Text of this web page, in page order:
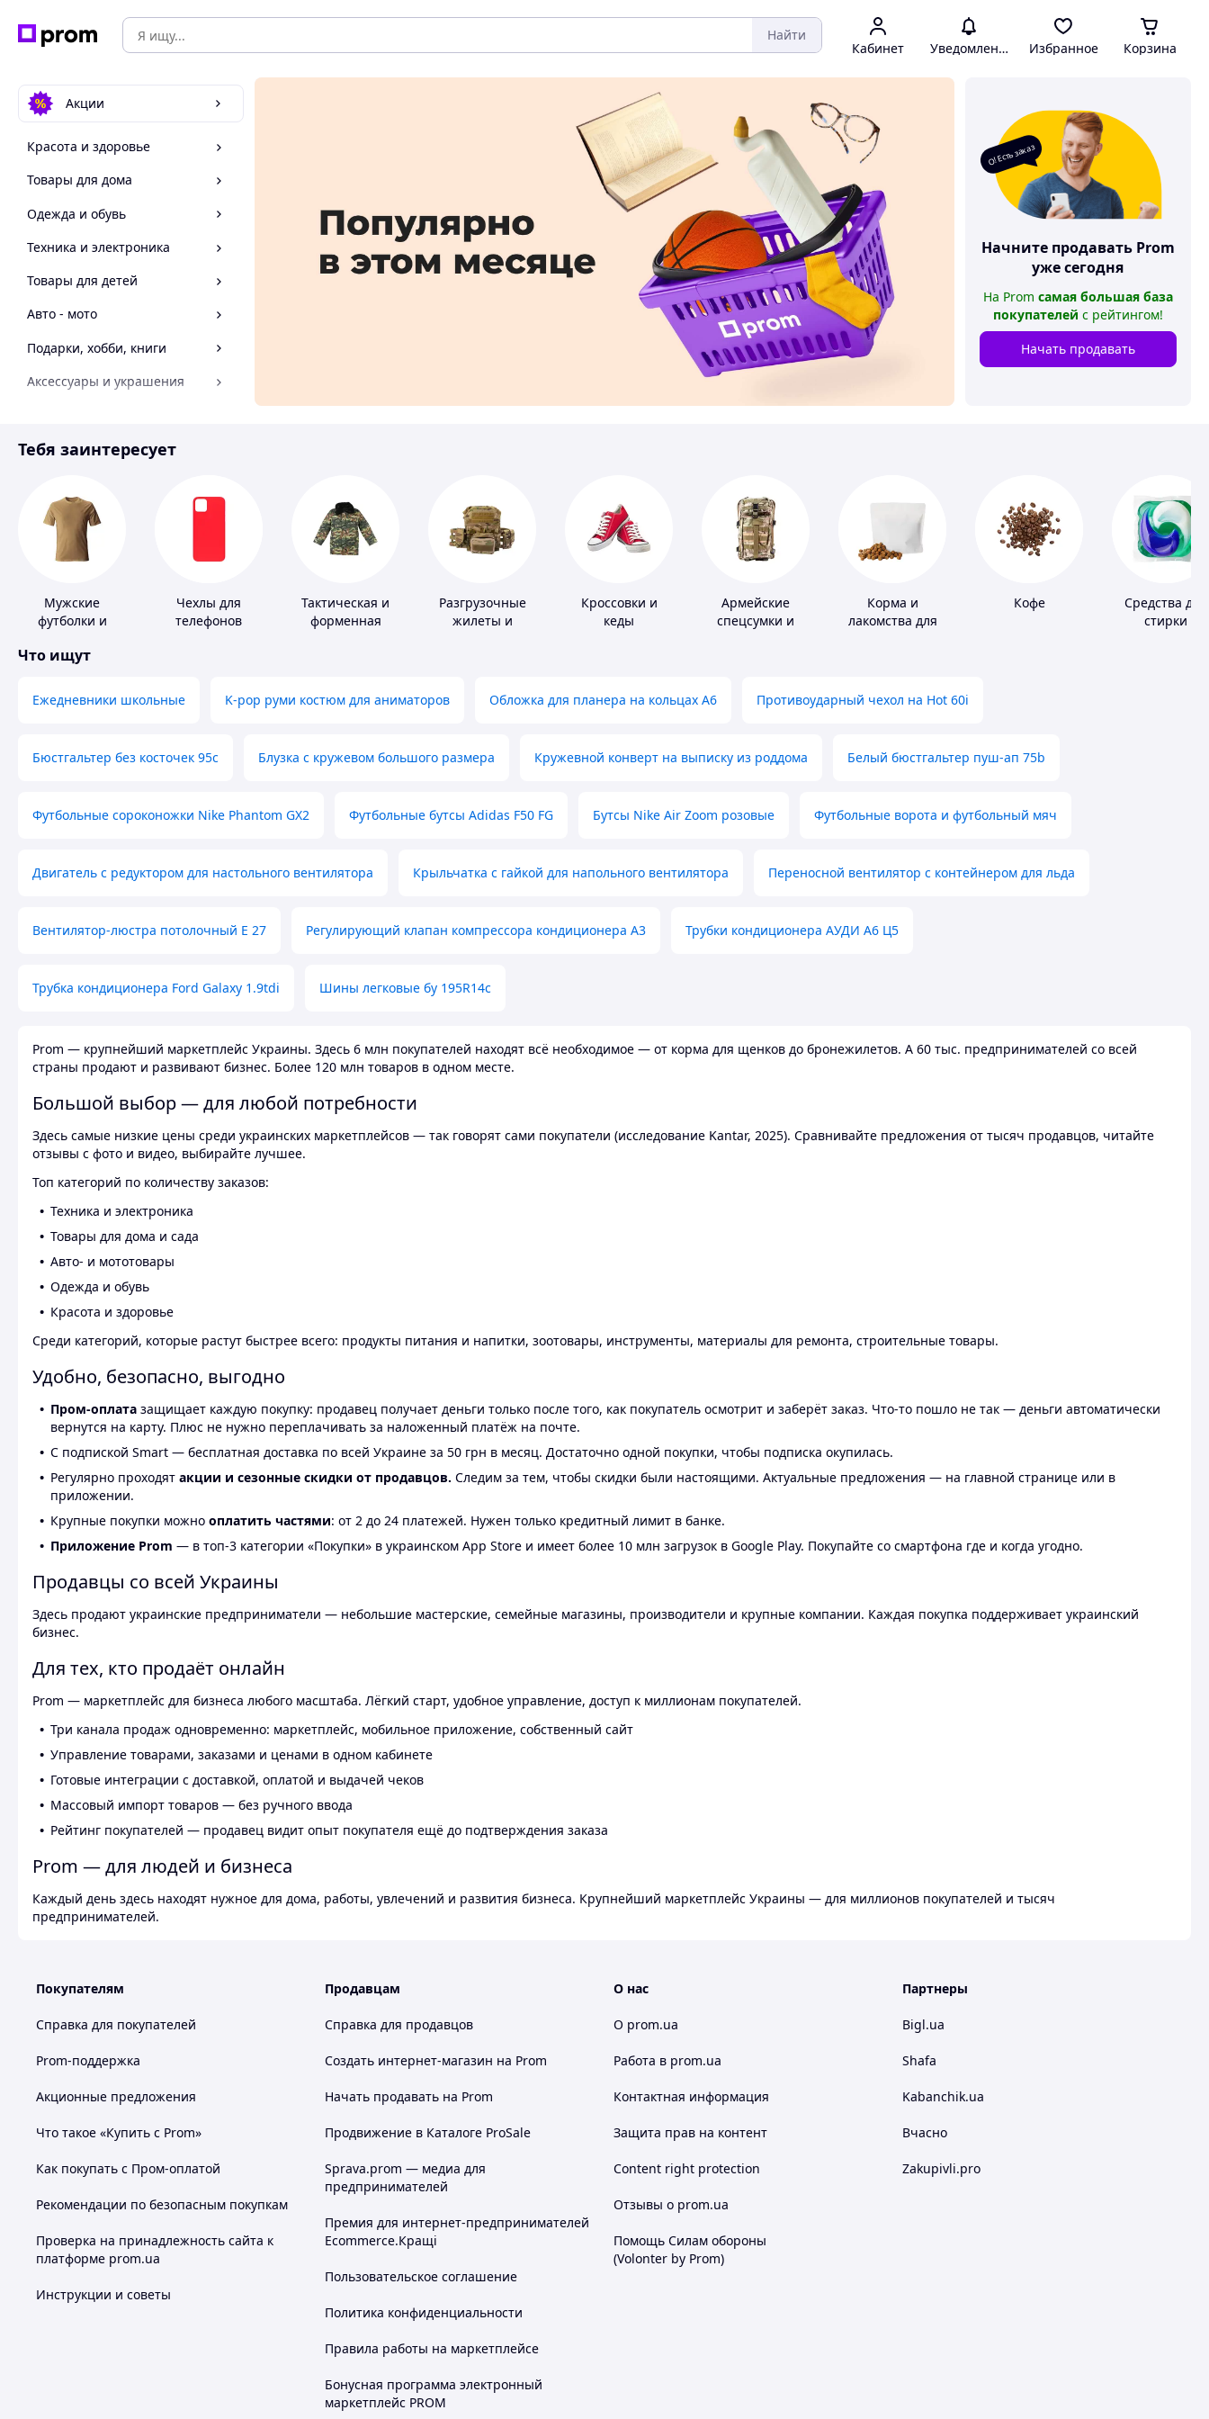
Найти
Кабинет Уведомления Избранное Корзина
Акции
Красота и здоровье
Товары для дома
Одежда и обувь
Техника и электроника
Товары для детей
Авто - мото
Подарки, хобби, книги
Аксессуары и украшения
Спорт и отдых
О! Есть заказ
Начните продавать Prom
уже сегодня
На Prom самая большая база
покупателей с рейтингом!
Начать продавать
Тебя заинтересует
Мужские
футболки и
Чехлы для
телефонов
Тактическая и
форменная
Разгрузочные
жилеты и
Кроссовки и
кеды
Армейские
спецсумки и
Корма и
лакомства для
Кофе
Средства для
стирки
Что ищут
Ежедневники школьные K-pop руми костюм для аниматоров Обложка для планера на кольцах А6 Противоударный чехол на Hot 60i
Бюстгальтер без косточек 95с Блузка с кружевом большого размера Кружевной конверт на выписку из роддома Белый бюстгальтер пуш-ап 75b
Футбольные сороконожки Nike Phantom GX2 Футбольные бутсы Adidas F50 FG Бутсы Nike Air Zoom розовые Футбольные ворота и футбольный мяч
Двигатель с редуктором для настольного вентилятора Крыльчатка с гайкой для напольного вентилятора Переносной вентилятор с контейнером для льда
Вентилятор-люстра потолочный E 27 Регулирующий клапан компрессора кондиционера А3 Трубки кондиционера АУДИ А6 Ц5
Трубка кондиционера Ford Galaxy 1.9tdi Шины легковые бу 195R14c
Prom — крупнейший маркетплейс Украины. Здесь 6 млн покупателей находят всё необходимое — от корма для щенков до бронежилетов. А 60 тыс. предпринимателей со всей
страны продают и развивают бизнес. Более 120 млн товаров в одном месте.
Большой выбор — для любой потребности
Здесь самые низкие цены среди украинских маркетплейсов — так говорят сами покупатели (исследование Kantar, 2025). Сравнивайте предложения от тысяч продавцов, читайте
отзывы с фото и видео, выбирайте лучшее.
Топ категорий по количеству заказов:
Техника и электроника
Товары для дома и сада
Авто- и мототовары
Одежда и обувь
Красота и здоровье
Среди категорий, которые растут быстрее всего: продукты питания и напитки, зоотовары, инструменты, материалы для ремонта, строительные товары.
Удобно, безопасно, выгодно
Пром-оплата защищает каждую покупку: продавец получает деньги только после того, как покупатель осмотрит и заберёт заказ. Что-то пошло не так — деньги автоматически
вернутся на карту. Плюс не нужно переплачивать за наложенный платёж на почте.
С подпиской Smart — бесплатная доставка по всей Украине за 50 грн в месяц. Достаточно одной покупки, чтобы подписка окупилась.
Регулярно проходят акции и сезонные скидки от продавцов. Следим за тем, чтобы скидки были настоящими. Актуальные предложения — на главной странице или в
приложении.
Крупные покупки можно оплатить частями: от 2 до 24 платежей. Нужен только кредитный лимит в банке.
Приложение Prom — в топ-3 категории «Покупки» в украинском App Store и имеет более 10 млн загрузок в Google Play. Покупайте со смартфона где и когда угодно.
Продавцы со всей Украины
Здесь продают украинские предприниматели — небольшие мастерские, семейные магазины, производители и крупные компании. Каждая покупка поддерживает украинский
бизнес.
Для тех, кто продаёт онлайн
Prom — маркетплейс для бизнеса любого масштаба. Лёгкий старт, удобное управление, доступ к миллионам покупателей.
Три канала продаж одновременно: маркетплейс, мобильное приложение, собственный сайт
Управление товарами, заказами и ценами в одном кабинете
Готовые интеграции с доставкой, оплатой и выдачей чеков
Массовый импорт товаров — без ручного ввода
Рейтинг покупателей — продавец видит опыт покупателя ещё до подтверждения заказа
Prom — для людей и бизнеса
Каждый день здесь находят нужное для дома, работы, увлечений и развития бизнеса. Крупнейший маркетплейс Украины — для миллионов покупателей и тысяч
предпринимателей.
Покупателям
Справка для покупателей
Prom-поддержка
Акционные предложения
Что такое «Купить с Prom»
Как покупать с Пром-оплатой
Рекомендации по безопасным покупкам
Проверка на принадлежность сайта к
платформе prom.ua
Инструкции и советы
Продавцам
Справка для продавцов
Создать интернет-магазин на Prom
Начать продавать на Prom
Продвижение в Каталоге ProSale
Sprava.prom — медиа для
предпринимателей
Премия для интернет-предпринимателей
Ecommerce.Кращі
Пользовательское соглашение
Политика конфиденциальности
Правила работы на маркетплейсе
Бонусная программа электронный
маркетплейс PROM
О нас
О prom.ua
Работа в prom.ua
Контактная информация
Защита прав на контент
Content right protection
Отзывы о prom.ua
Помощь Силам обороны
(Volonter by Prom)
Партнеры
Bigl.ua
Shafa
Kabanchik.ua
Вчасно
Zakupivli.pro